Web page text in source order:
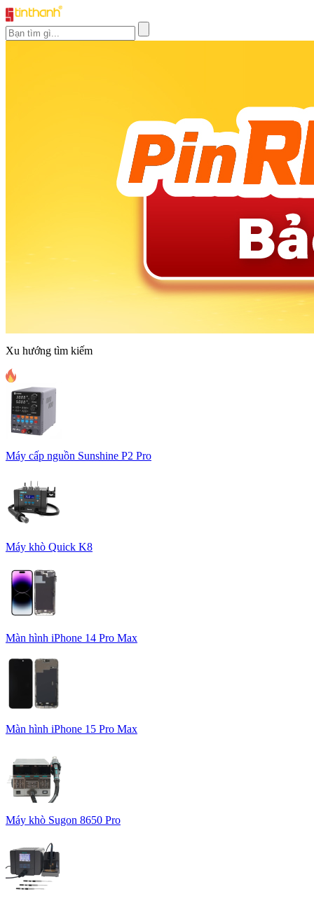
Xu hướng tìm kiếm
Máy cấp nguồn Sunshine P2 Pro
Máy khò Quick K8
Màn hình iPhone 14 Pro Max
Màn hình iPhone 15 Pro Max
Máy khò Sugon 8650 Pro